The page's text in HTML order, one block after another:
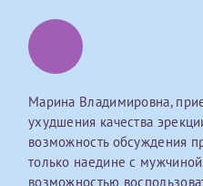
Марина Владимировна,
ухудшения качества
возможность обсуждения
только наедине с
возможностью
Принимаю условия
Сдать спермограмму
Выберите специальность
Или введите его имя
Заявление
Прошу выдать справку об
следующим пациентам:
Фамилия*
Имя*